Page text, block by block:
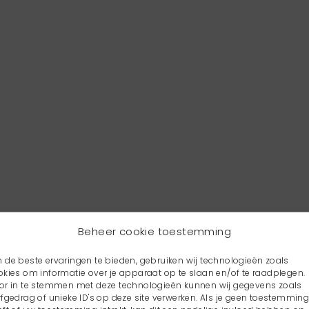
Beheer cookie toestemming
de beste ervaringen te bieden, gebruiken wij technologieën zoals
om informatie over je apparaat op te slaan en/of te raadplegen.
in te stemmen met deze technologieën kunnen wij gegevens zoals
of unieke ID's op deze site verwerken. Als je geen toestemming